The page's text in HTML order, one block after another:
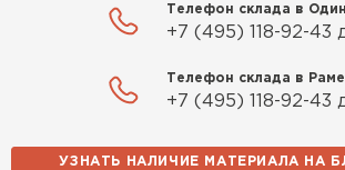
Телефон склада в
+7 (495) 118-92-43
Телефон склада в
+7 (495) 118-92-43
УЗНАТЬ НАЛИЧИЕ МАТЕРИАЛА НА